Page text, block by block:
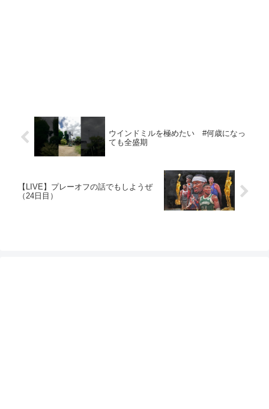
ウインドミルを極めたい #何歳になっ
ても全盛期
【LIVE】プレーオフの話でもしようぜ
（24日目）